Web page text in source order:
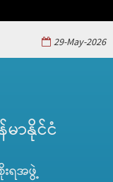
29-May-2026
ာနိုင်ငံ
းရအဖွဲ့